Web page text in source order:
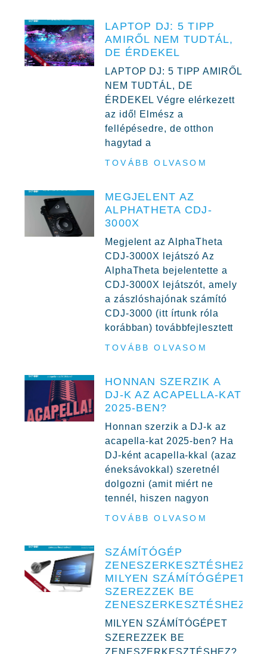
LAPTOP DJ: 5 TIPP
AMIRŐL NEM TUDTÁL,
DE ÉRDEKEL
LAPTOP DJ: 5 TIPP AMIRŐL
NEM TUDTÁL, DE
ÉRDEKEL Végre elérkezett
az idő! Elmész a
fellépésedre, de otthon
hagytad a
TOVÁBB OLVASOM
MEGJELENT AZ
ALPHATHETA CDJ-
3000X
Megjelent az AlphaTheta
CDJ-3000X lejátszó Az
AlphaTheta bejelentette a
CDJ-3000X lejátszót, amely
a zászlóshajónak számító
CDJ-3000 (itt írtunk róla
korábban) továbbfejlesztett
TOVÁBB OLVASOM
HONNAN SZERZIK A
DJ-K AZ ACAPELLA-KAT
2025-BEN?
Honnan szerzik a DJ-k az
acapella-kat 2025-ben? Ha
DJ-ként acapella-kkal (azaz
éneksávokkal) szeretnél
dolgozni (amit miért ne
tennél, hiszen nagyon
TOVÁBB OLVASOM
SZÁMÍTÓGÉP
ZENESZERKESZTÉSHEZ,
MILYEN SZÁMÍTÓGÉPET
SZEREZZEK BE
ZENESZERKESZTÉSHEZ?
MILYEN SZÁMÍTÓGÉPET
SZEREZZEK BE